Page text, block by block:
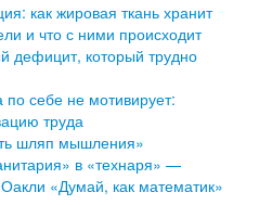
как жировая ткань хранит
и что с ними происходит
дефицит, который трудно
себе не мотивирует:
труда
шляп мышления»
в «технаря» —
«Думай, как математик»